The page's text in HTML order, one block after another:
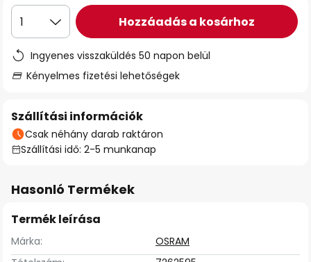
1 Hozzáadás a kosárhoz
Ingyenes visszaküldés 50 napon belül
Kényelmes fizetési lehetőségek
Szállítási információk
Csak néhány darab raktáron
Szállítási idő: 2-5 munkanap
Hasonló Termékek
Termék leírása
Márka:
OSRAM